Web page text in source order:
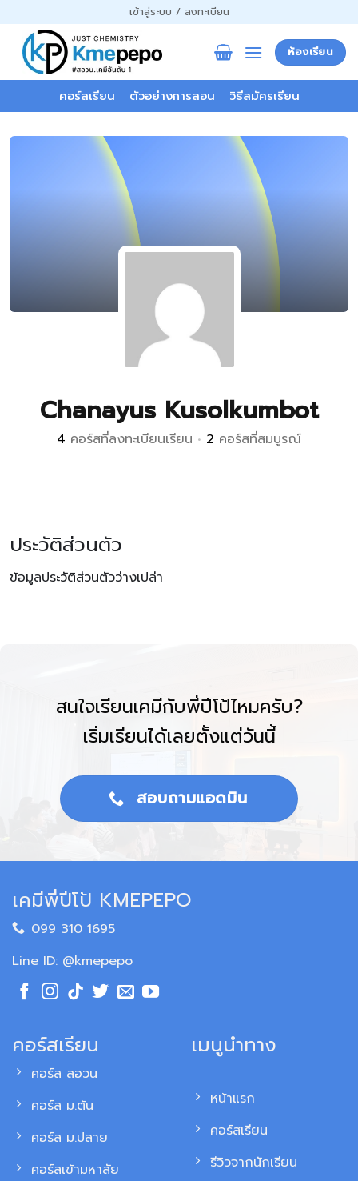
ไป
เนื้อหา
เข้าสู่ระบบ / ลงทะเบียน
ห้องเรียน
คอร์สเรียน ตัวอย่างการสอน วิธีสมัครเรียน
Chanayus Kusolkumbot
4 คอร์สที่ลงทะเบียนเรียน • 2 คอร์สที่สมบูรณ์
ประวัติส่วนตัว
ข้อมูลประวัติส่วนตัวว่างเปล่า
สนใจเรียนเคมีกับพี่ปีโป้ไหมครับ?
เริ่มเรียนได้เลยตั้งแต่วันนี้
สอบถามแอดมิน
เคมีพี่ปีโป้ KMEPEPO
099 310 1695
Line ID: @kmepepo
คอร์สเรียน
คอร์ส สอวน
คอร์ส ม.ต้น
คอร์ส ม.ปลาย
คอร์สเข้ามหาลัย
เมนูนำทาง
หน้าแรก
คอร์สเรียน
รีวิวจากนักเรียน